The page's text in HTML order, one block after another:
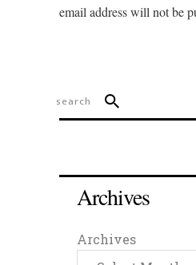
email address will not be
Archives
Archives